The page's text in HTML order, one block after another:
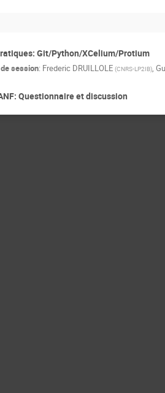
Git/Python/XCelium/Protium
session: Frederic DRUILLOLE (CNRS-LP2IB),
Questionnaire et discussion